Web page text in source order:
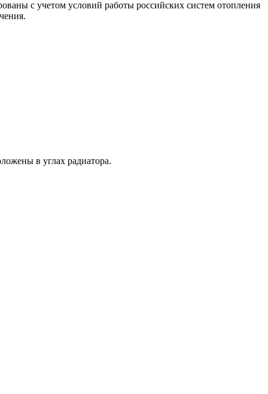
с учетом условий работы российских систем отопления
в углах радиатора.